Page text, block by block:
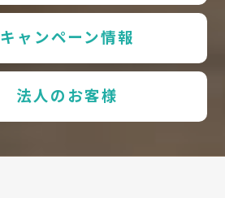
キャンペーン情報
法人のお客様